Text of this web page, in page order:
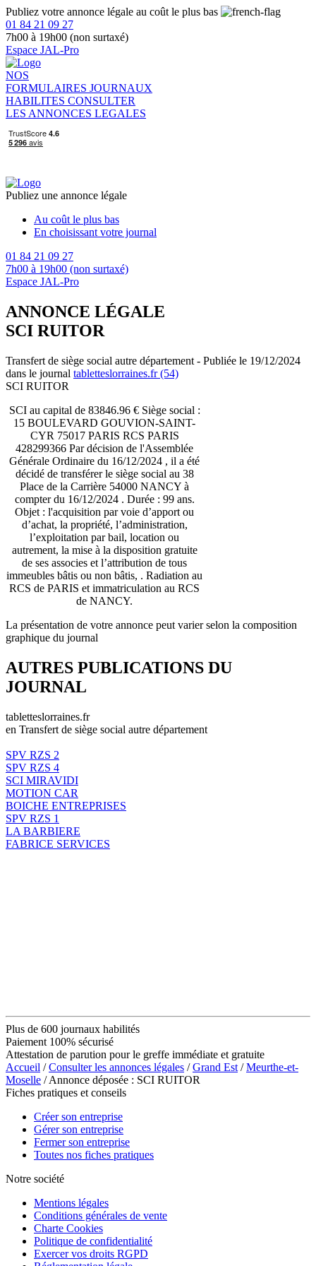
Publiez votre annonce légale au coût le plus bas
01 84 21 09 27
7h00 à 19h00 (non surtaxé)
Espace JAL-Pro
NOS
FORMULAIRES JOURNAUX
HABILITES CONSULTER
LES ANNONCES LEGALES
Publiez une annonce légale
Au coût le plus bas
En choisissant votre journal
01 84 21 09 27
7h00 à 19h00 (non surtaxé)
Espace JAL-Pro
ANNONCE LÉGALE
SCI RUITOR
Transfert de siège social autre département - Publiée le 19/12/2024
dans le journal tabletteslorraines.fr (54)
SCI RUITOR
SCI au capital de 83846.96 € Siège social :
15 BOULEVARD GOUVION-SAINT-
CYR 75017 PARIS RCS PARIS
428299366 Par décision de l'Assemblée
Générale Ordinaire du 16/12/2024 , il a été
décidé de transférer le siège social au 38
Place de la Carrière 54000 NANCY à
compter du 16/12/2024 . Durée : 99 ans.
Objet : l'acquisition par voie d’apport ou
d’achat, la propriété, l’administration,
l’exploitation par bail, location ou
autrement, la mise à la disposition gratuite
de ses associes et l’attribution de tous
immeubles bâtis ou non bâtis, . Radiation au
RCS de PARIS et immatriculation au RCS
de NANCY.
La présentation de votre annonce peut varier selon la composition
graphique du journal
AUTRES PUBLICATIONS DU
JOURNAL
tabletteslorraines.fr
en Transfert de siège social autre département
SPV RZS 2
SPV RZS 4
SCI MIRAVIDI
MOTION CAR
BOICHE ENTREPRISES
SPV RZS 1
LA BARBIERE
FABRICE SERVICES
Plus de 600 journaux habilités
Paiement 100% sécurisé
Attestation de parution pour le greffe immédiate et gratuite
Accueil /Consulter les annonces légales /Grand Est /Meurthe-et-
Moselle / Annonce déposée : SCI RUITOR
Fiches pratiques et conseils
Créer son entreprise
Gérer son entreprise
Fermer son entreprise
Toutes nos fiches pratiques
Notre société
Mentions légales
Conditions générales de vente
Charte Cookies
Politique de confidentialité
Exercer vos droits RGPD